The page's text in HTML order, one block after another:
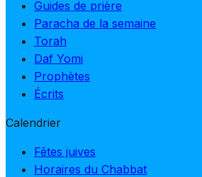
Guides de prière
Paracha de la semaine
Torah
Daf Yomi
Prophètes
Écrits
Calendrier
Fêtes juives
Horaires du Chabbat